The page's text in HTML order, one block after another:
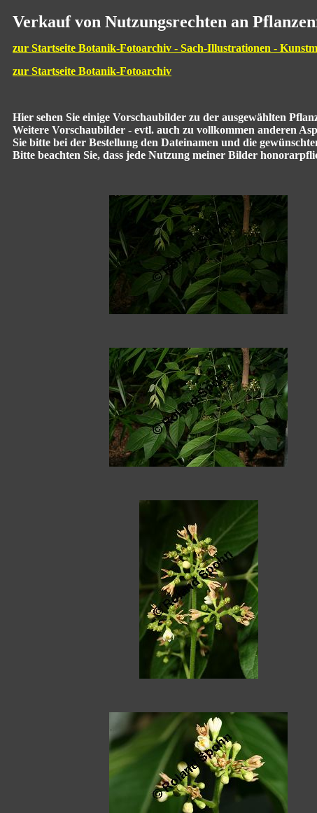
Verkauf von Nutzungsrechten an
zur Startseite Botanik-Fotoarchiv - Sach-Illustrationen -
zur Startseite Botanik-Fotoarchiv
Hier sehen Sie einige Vorschaubilder zu der ausgewählten
Weitere Vorschaubilder - evtl. auch zu vollkommen anderen
Sie bitte bei der Bestellung den Dateinamen und die
Bitte beachten Sie, dass jede Nutzung meiner Bilder